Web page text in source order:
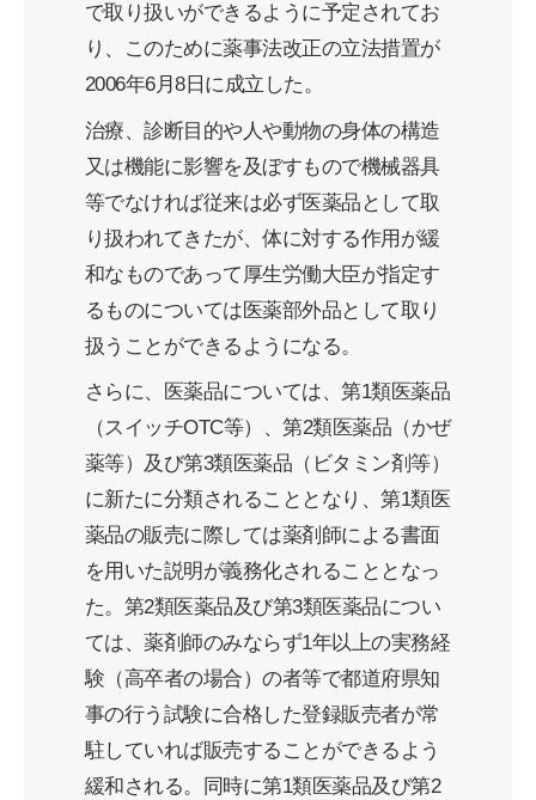
で取り扱いができるように予定されてお
り、このために薬事法改正の立法措置が
2006年6月8日に成立した。
治療、診断目的や人や動物の身体の構造
又は機能に影響を及ぼすもので機械器具
等でなければ従来は必ず医薬品として取
り扱われてきたが、体に対する作用が緩
和なものであって厚生労働大臣が指定す
るものについては医薬部外品として取り
扱うことができるようになる。
さらに、医薬品については、第1類医薬品
（スイッチOTC等）、第2類医薬品（かぜ
薬等）及び第3類医薬品（ビタミン剤等）
に新たに分類されることとなり、第1類医
薬品の販売に際しては薬剤師による書面
を用いた説明が義務化されることとなっ
た。第2類医薬品及び第3類医薬品につい
ては、薬剤師のみならず1年以上の実務経
験（高卒者の場合）の者等で都道府県知
事の行う試験に合格した登録販売者が常
駐していれば販売することができるよう
緩和される。同時に第1類医薬品及び第2